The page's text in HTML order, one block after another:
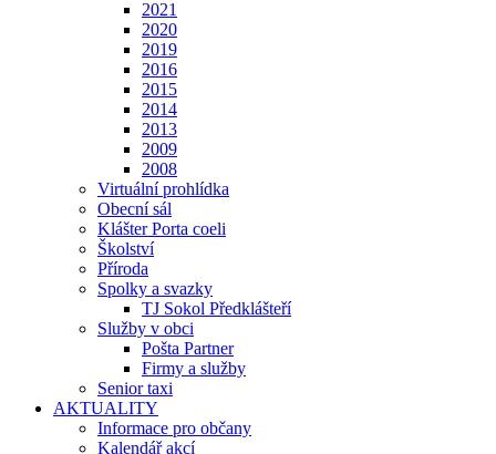
2021
2020
2019
2016
2015
2014
2013
2009
2008
Virtuální prohlídka
Obecní sál
Klášter Porta coeli
Školství
Příroda
Spolky a svazky
TJ Sokol Předklášteří
Služby v obci
Pošta Partner
Firmy a služby
Senior taxi
AKTUALITY
Informace pro občany
Kalendář akcí